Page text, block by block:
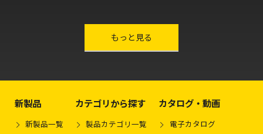
もっと見る
新製品
新製品一覧
カテゴリから探す
製品カテゴリ一覧
カタログ・動画
電子カタログ